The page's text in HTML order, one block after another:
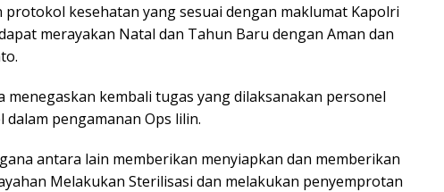
kesehatan yang sesuai dengan maklumat Kapolri
merayakan Natal dan Tahun Baru dengan Aman dan
menegaskan kembali tugas yang dilaksanakan personel
dalam pengamanan Ops lilin.
antara lain memberikan menyiapkan dan memberikan
Melakukan Sterilisasi dan melakukan penyemprotan